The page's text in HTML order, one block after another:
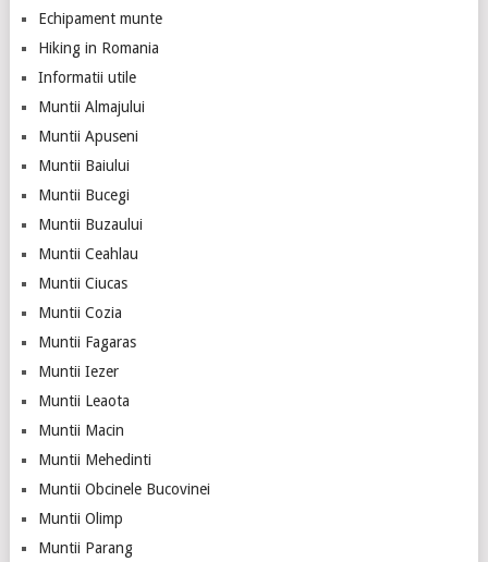
Echipament munte
Hiking in Romania
Informatii utile
Muntii Almajului
Muntii Apuseni
Muntii Baiului
Muntii Bucegi
Muntii Buzaului
Muntii Ceahlau
Muntii Ciucas
Muntii Cozia
Muntii Fagaras
Muntii Iezer
Muntii Leaota
Muntii Macin
Muntii Mehedinti
Muntii Obcinele Bucovinei
Muntii Olimp
Muntii Parang